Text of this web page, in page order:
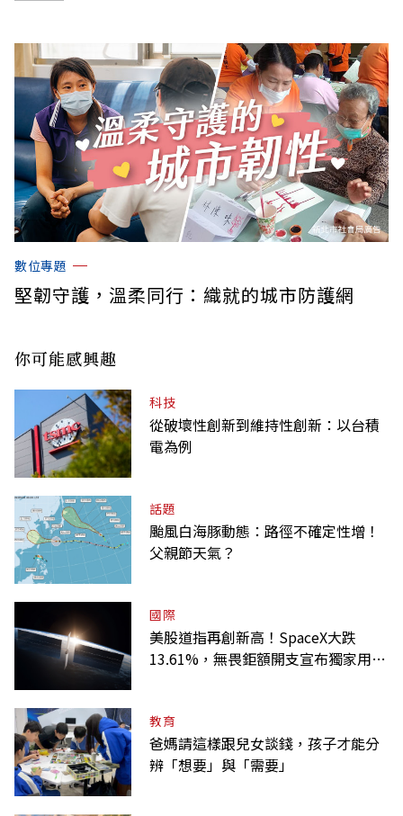
數位專題
堅韌守護，溫柔同行：織就的城市防護網
你可能感興趣
科技
從破壞性創新到維持性創新：以台積
電為例
話題
颱風白海豚動態：路徑不確定性增！
父親節天氣？
國際
美股道指再創新高！SpaceX大跌
13.61%，無畏鉅額開支宣布獨家用輝
教育
爸媽請這樣跟兒女談錢，孩子才能分
辨「想要」與「需要」